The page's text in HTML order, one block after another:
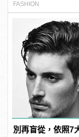
FASHION
別再盲從，依照7